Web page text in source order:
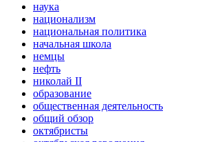
наука
национализм
национальная политика
начальная школа
немцы
нефть
николай II
образование
общественная деятельность
общий обзор
октябристы